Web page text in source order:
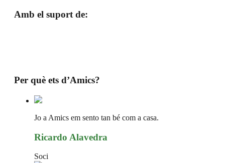
Amb el suport de:
Per què ets d’Amics?
Jo a Amics em sento tan bé com a casa.
Ricardo Alavedra
Soci